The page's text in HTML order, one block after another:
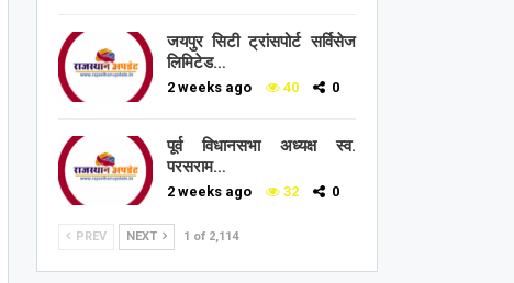
जयपुर सिटी ट्रांसपोर्ट सर्विसेज
लिमिटेड…
2 weeks ago 40 0
पूर्व विधानसभा अध्यक्ष स्व.
परसराम…
2 weeks ago 32 0
PREV NEXT 1 of 2,114